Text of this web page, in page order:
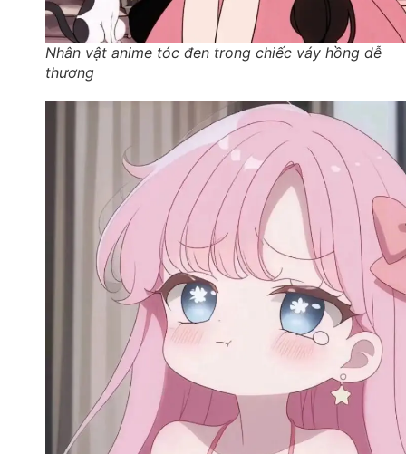
Nhân vật anime tóc đen trong chiếc váy hồng dễ
thương